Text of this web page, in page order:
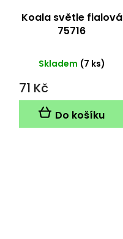
Koala světle fialová
75716
Skladem (7 ks)
71 Kč
Do košíku